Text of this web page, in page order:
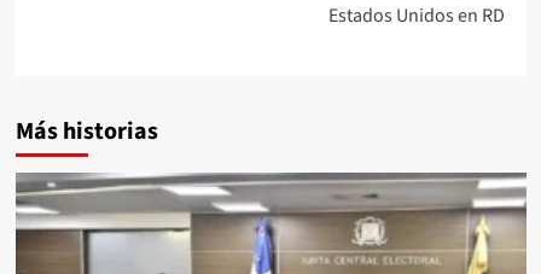
Estados Unidos en RD
Más historias